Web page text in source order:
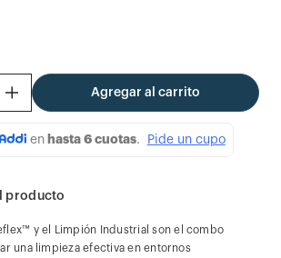
＋ Agregar al carrito
producto
y el Limpión Industrial son el combo
una limpieza efectiva en entornos